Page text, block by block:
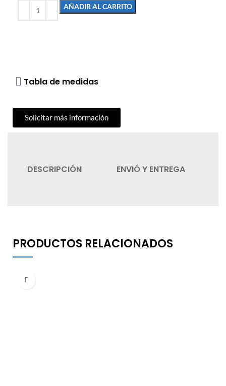
AÑADIR AL CARRITO
Tabla de medidas
Solicitar más información
DESCRIPCIÓN ENVIÓ Y ENTREGA
PRODUCTOS RELACIONADOS